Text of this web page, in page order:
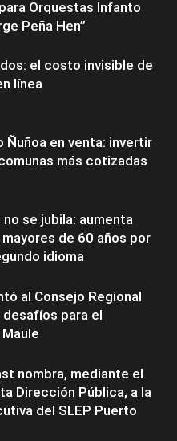
Orquestas Infanto
Peña Hen”
el costo invisible de
línea
Ñuñoa en venta: invertir
más cotizadas
se jubila: aumenta
de 60 años por
idioma
al Consejo Regional
desafíos para el
nombra, mediante el
Dirección Pública, a la
del SLEP Puerto